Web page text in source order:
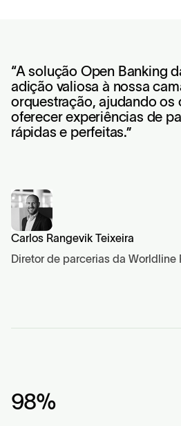
“A solução Open Banking
adição valiosa à nossa
orquestração, ajudando os
oferecer experiências de
rápidas e perfeitas.”
Carlos Rangevik Teixeira
Diretor de parcerias da Worldline
98%